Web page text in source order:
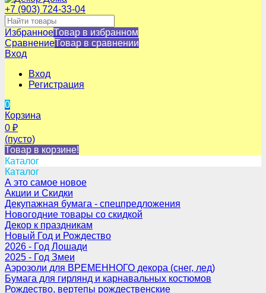
+7 (903) 724-33-04
ИзбранноеТовар в избранном
СравнениеТовар в сравнении
Вход
Вход
Регистрация
0
Корзина
0 ₽
(пусто)
Товар в корзине!
Каталог
Каталог
А это самое новое
Акции и Скидки
Декупажная бумага - спецпредложения
Новогодние товары со скидкой
Декор к праздникам
Новый Год и Рождество
2026 - Год Лошади
2025 - Год Змеи
Аэрозоли для ВРЕМЕННОГО декора (снег, лед)
Бумага для гирлянд и карнавальных костюмов
Рождество, вертепы рождественские